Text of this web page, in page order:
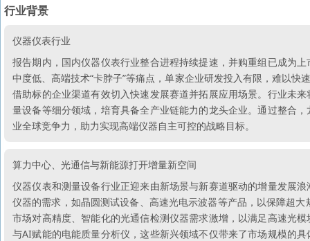
行业背景
仪器仪表行业
报告期内，国内仪器仪表行业整合进程持续提速，并购重组已成为
中度低、高端技术“卡脖子”等痛点，单家企业研发投入有限，难以
借助标的企业渠道有效切入快速发展赛道并拓展应用场景。行业未
量设备等细分领域，培育具备全产业链能力的龙头企业。通过整合
业全球竞争力，助力实现高端仪器自主可控的战略目标。
算力中心、光通信与新能源打开增量新空间
仪器仪表和测量设备行业正迎来由新场景与新赛道驱动的增量发展
仪器的需求，如晶圆测试设备、高速光电示波器等产品，以保障超
市场对高精度、智能化的光通信检测仪器需求激增，以满足高速光
与AI赋能的电能质量分析仪，这些新兴领域不仅带来了市场规模的